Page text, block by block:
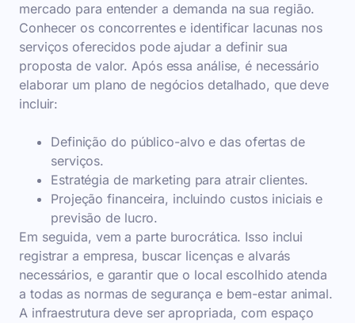
mercado para entender a demanda na sua região.
Conhecer os concorrentes e identificar lacunas nos
serviços oferecidos pode ajudar a definir sua
proposta de valor. Após essa análise, é necessário
elaborar um plano de negócios detalhado, que deve
incluir:
Definição do público-alvo e das ofertas de
serviços.
Estratégia de marketing para atrair clientes.
Projeção financeira, incluindo custos iniciais e
previsão de lucro.
Em seguida, vem a parte burocrática. Isso inclui
registrar a empresa, buscar licenças e alvarás
necessários, e garantir que o local escolhido atenda
a todas as normas de segurança e bem-estar animal.
A infraestrutura deve ser apropriada, com espaço